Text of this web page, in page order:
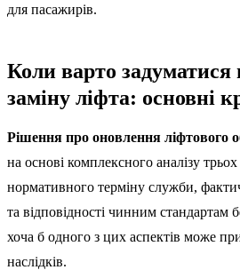
для пасажирів.
Коли варто задуматися
заміну ліфта: основні
Рішення про оновлення ліфтового
на основі комплексного аналізу
нормативного терміну служби,
та відповідності чинним стандартам
хоча б одного з цих аспектів може
наслідків.